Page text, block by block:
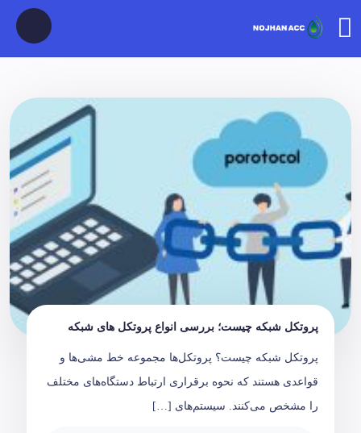
پروتکل شبکه چیست؛ بررسی انواع پروتکل های شبکه
پروتکل شبکه چیست؟ پروتکل‌ها مجموعه خط‌ مشی‌ها و
قواعدی هستند که نحوه برقراری ارتباط دستگاه‌های مختلف
را مشخص می‌کنند. سیستم‌های […]